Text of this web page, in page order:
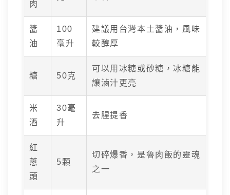
肉
醬
油
100
毫升
建議用台灣本土醬油，風味
較醇厚
糖 50克
可以用冰糖或砂糖，冰糖能
讓滷汁更亮
米
酒
30毫
升
去腥提香
紅
蔥
頭
5顆
切碎爆香，是魯肉飯的靈魂
之一